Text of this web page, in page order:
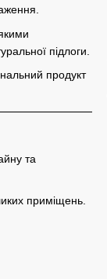
підлоги.
продукт
та
приміщень.